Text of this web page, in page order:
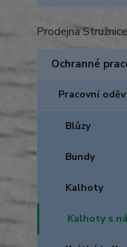
Prodejna Stružnice
Ochranné
Pracovní
Blůzy
Bundy
Kalhoty
Kalhoty s